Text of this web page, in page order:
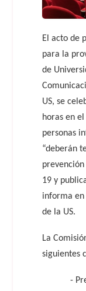
El acto de
para la
de
US, se
horas en
personas
“deberán
19 y
informa en
de la US.
La
siguientes
-